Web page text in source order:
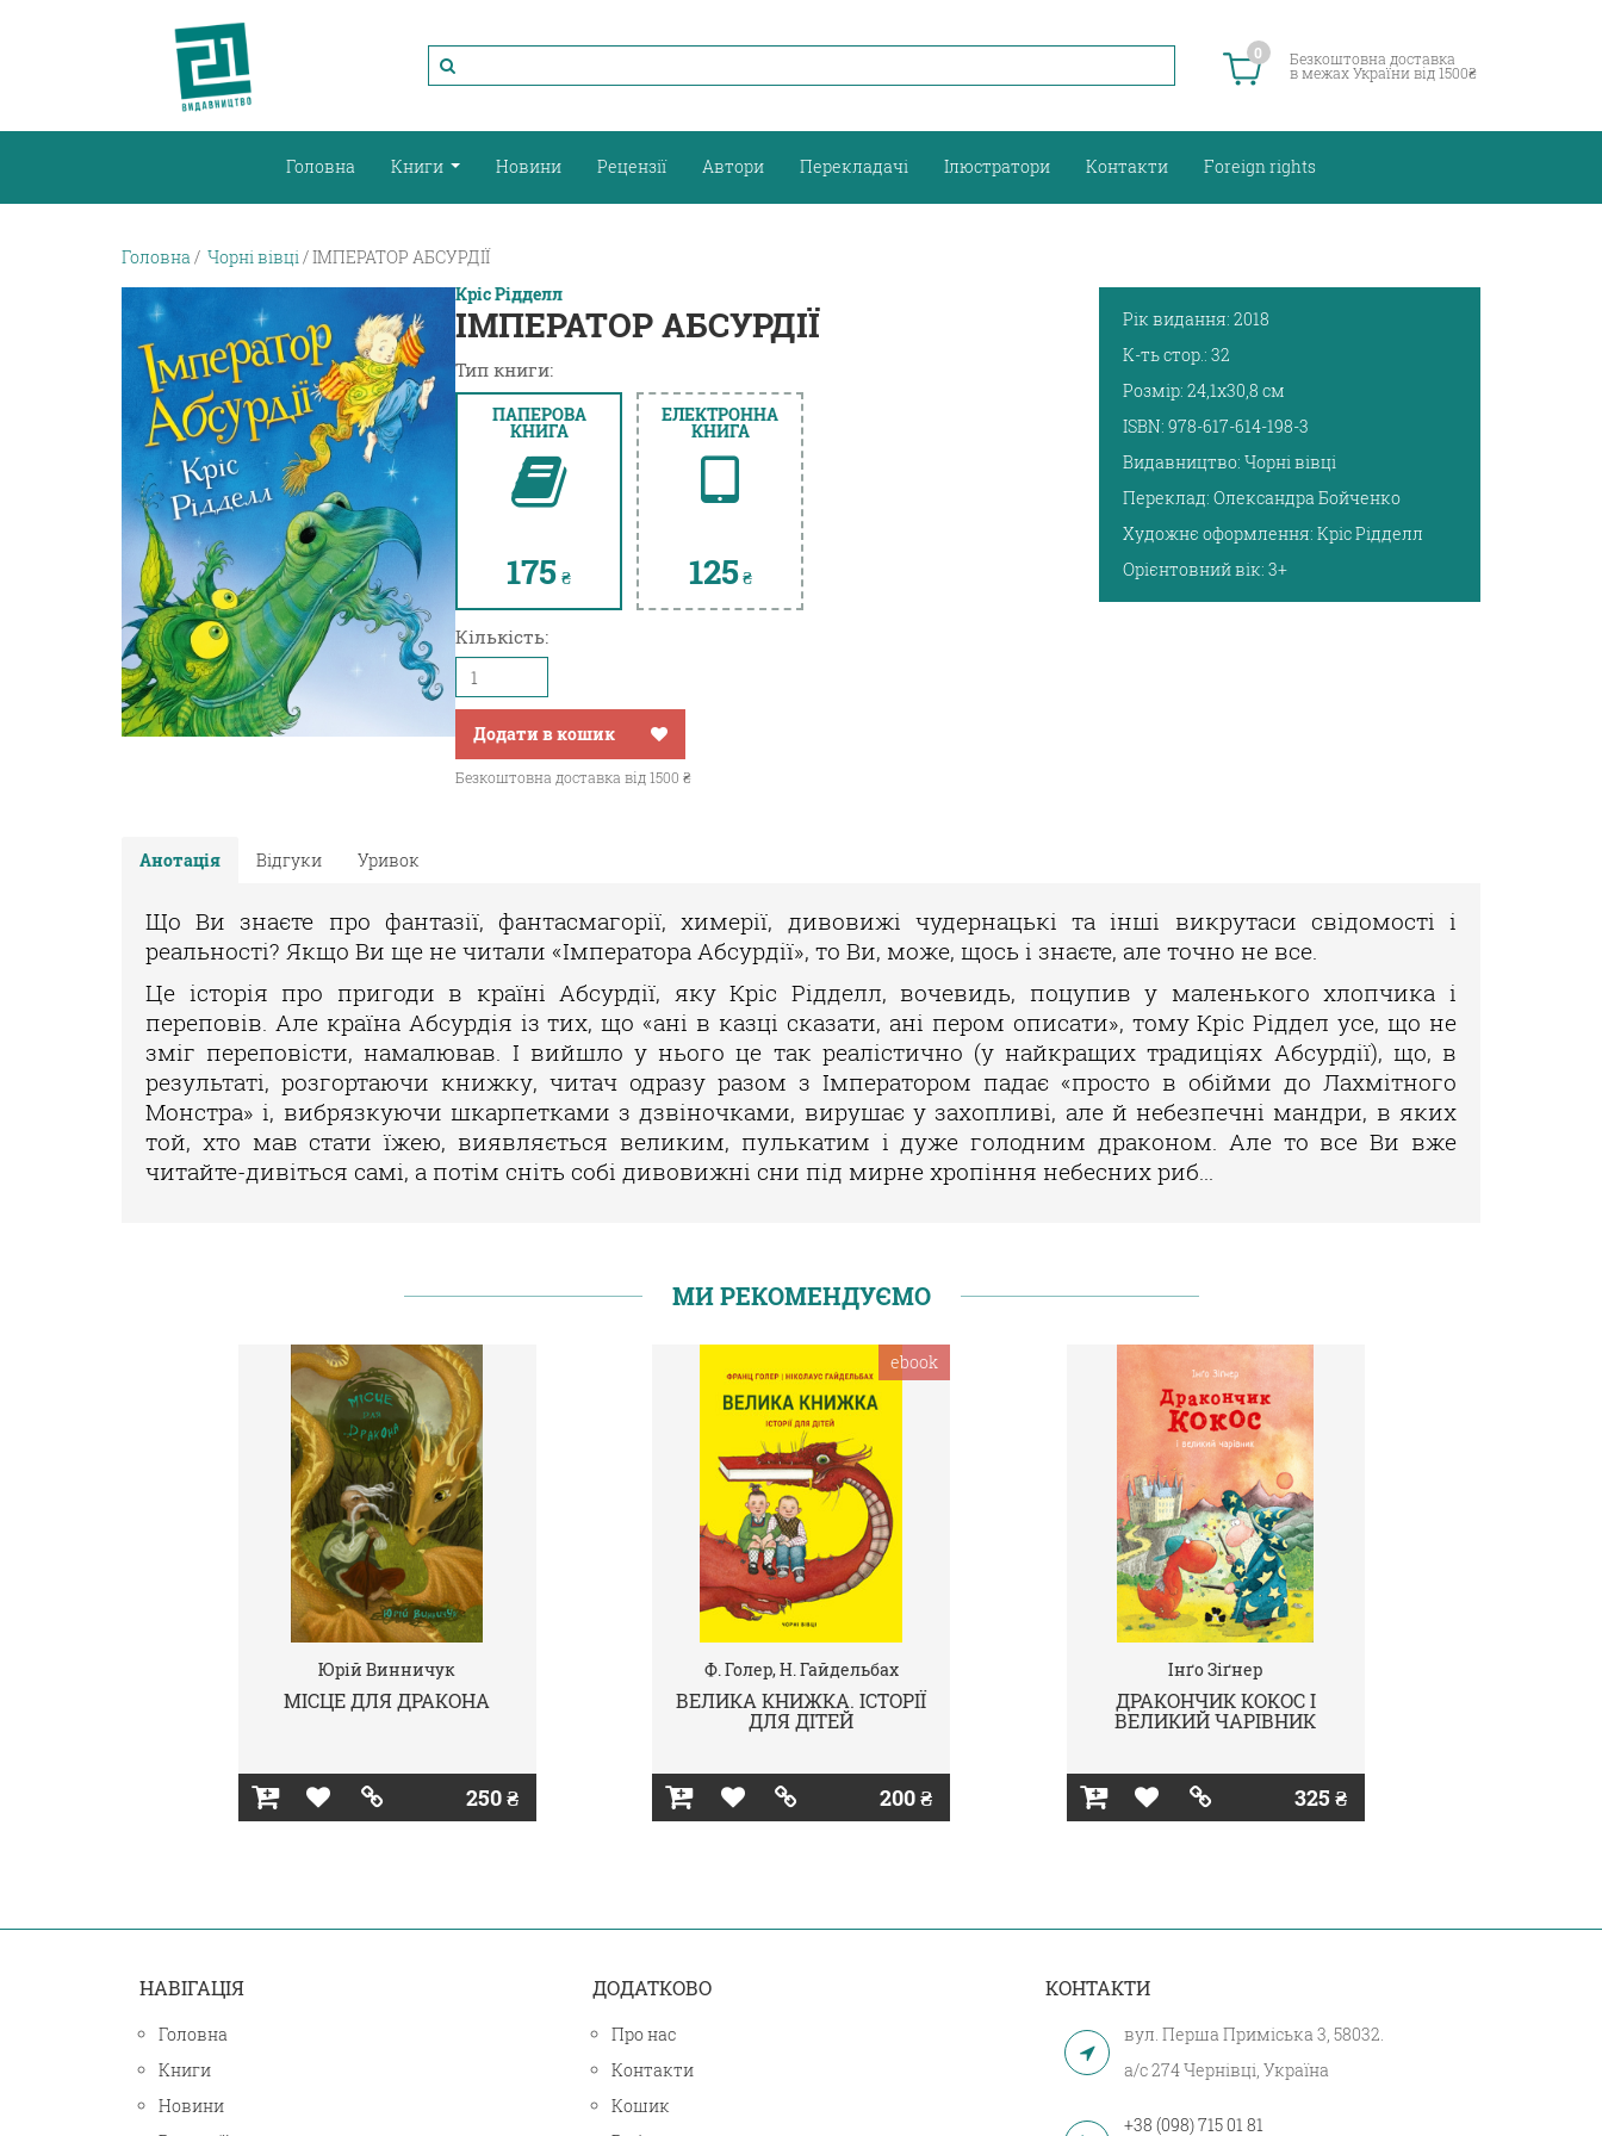
0 Безкоштовна доставка
в межах України від 1500₴
Головна Книги Новини Рецензії Автори Перекладачі Ілюстратори Контакти Foreign rights
Головна Чорні вівці ІМПЕРАТОР АБСУРДІЇ
Кріс Рідделл
ІМПЕРАТОР АБСУРДІЇ
Тип книги:
ПАПЕРОВА
КНИГА
175 ₴
ЕЛЕКТРОННА
КНИГА
125₴
Кількість:
Додати в кошик
Безкоштовна доставка від 1500 ₴
Рік видання: 2018
К-ть стор.: 32
Розмір: 24,1х30,8 см
ISBN: 978-617-614-198-3
Видавництво: Чорні вівці
Переклад: Олександра Бойченко
Художнє оформлення: Кріс Рідделл
Орієнтовний вік: 3+
Анотація Відгуки Уривок
Що Ви знаєте про фантазії, фантасмагорії, химерії, дивовижі чудернацькі та інші викрутаси свідомості і
реальності? Якщо Ви ще не читали «Імператора Абсурдії», то Ви, може, щось і знаєте, але точно не все.
Це історія про пригоди в країні Абсурдії, яку Кріс Рідделл, вочевидь, поцупив у маленького хлопчика і
переповів. Але країна Абсурдія із тих, що «ані в казці сказати, ані пером описати», тому Кріс Ріддел усе, що не
зміг переповісти, намалював. І вийшло у нього це так реалістично (у найкращих традиціях Абсурдії), що, в
результаті, розгортаючи книжку, читач одразу разом з Імператором падає «просто в обійми до Лахмітного
Монстра» і, вибрязкуючи шкарпетками з дзвіночками, вирушає у захопливі, але й небезпечні мандри, в яких
той, хто мав стати їжею, виявляється великим, пулькатим і дуже голодним драконом. Але то все Ви вже
читайте-дивіться самі, а потім сніть собі дивовижні сни під мирне хропіння небесних риб...
МИ РЕКОМЕНДУЄМО
Юрій Винничук
МІСЦЕ ДЛЯ ДРАКОНА
250 ₴
Ф. Голер, Н. Гайдельбах
ВЕЛИКА КНИЖКА. ІСТОРІЇ
ДЛЯ ДІТЕЙ
200 ₴
ebook
Інґо Зіґнер
ДРАКОНЧИК КОКОС І
ВЕЛИКИЙ ЧАРІВНИК
325 ₴
НАВІГАЦІЯ
Головна
Книги
Новини
ДОДАТКОВО
Про нас
Контакти
Кошик
КОНТАКТИ
вул. Перша Приміська 3, 58032.
а/с 274 Чернівці, Україна
+38 (098) 715 01 81